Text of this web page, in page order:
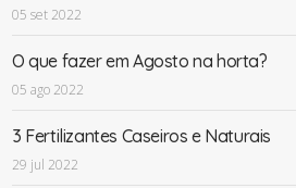
05 set 2022
O que fazer em Agosto na horta?
05 ago 2022
3 Fertilizantes Caseiros e Naturais
29 jul 2022